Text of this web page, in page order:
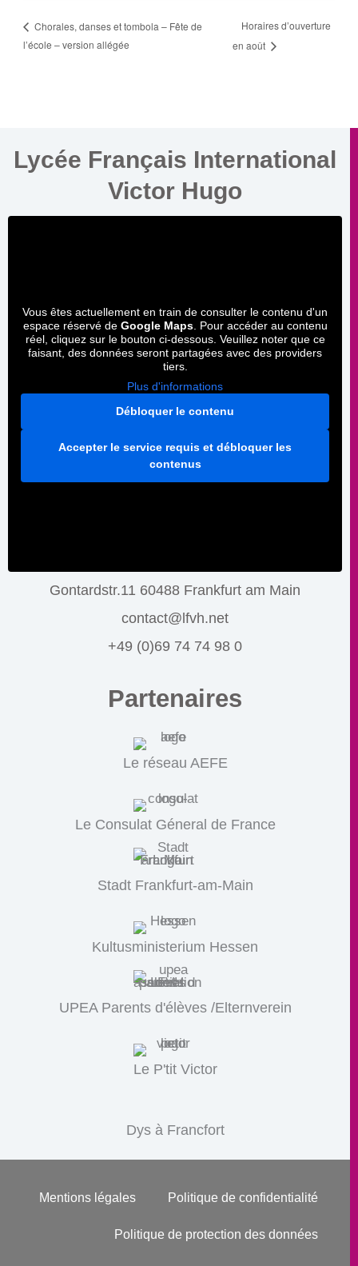
Chorales, danses et tombola – Fête de
l’école – version allégée
Horaires d’ouverture
en août
Lycée Français International
Victor Hugo
Vous êtes actuellement en train de consulter le contenu d'un
espace réservé de Google Maps. Pour accéder au contenu
réel, cliquez sur le bouton ci-dessous. Veuillez noter que ce
faisant, des données seront partagées avec des providers
tiers.
Plus d'informations
Débloquer le contenu
Accepter le service requis et débloquer les
contenus
Gontardstr.11 60488 Frankfurt am Main
contact@lfvh.net
+49 (0)69 74 74 98 0
Partenaires
Le réseau AEFE
Le Consulat Géneral de France
Stadt Frankfurt-am-Main
Kultusministerium Hessen
UPEA Parents d'élèves /Elternverein
Le P'tit Victor
Dys à Francfort
Mentions légales Politique de confidentialité
Politique de protection des données